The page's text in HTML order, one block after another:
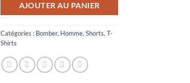
AJOUTER AU PANIER
Catégories : Bomber, Homme, Shorts, T-
Shirts